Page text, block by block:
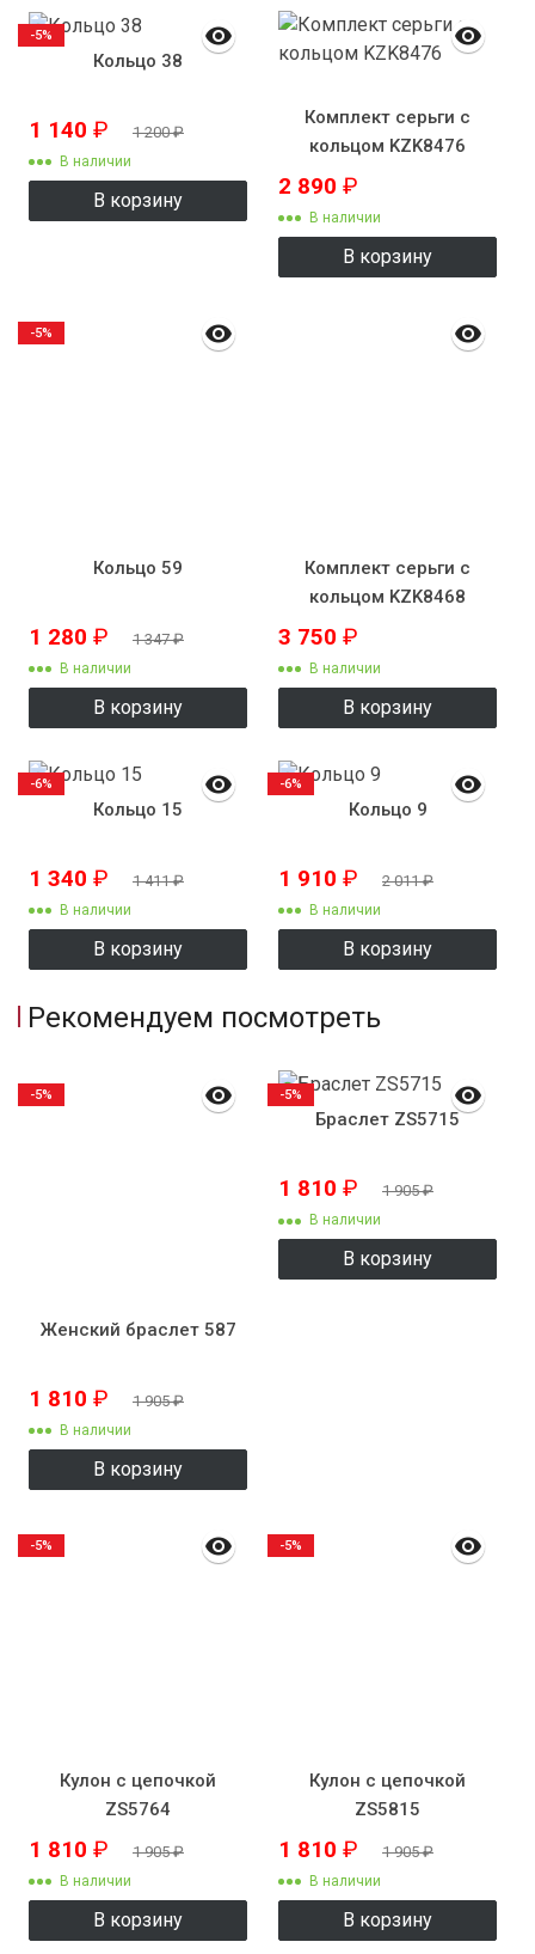
Кольцо 38
1 140 ₽ 1 200₽
В наличии
В корзину
-5%
Комплект серьги с
кольцом KZK8476
2 890 ₽
В наличии
В корзину
Кольцо 59
1 280 ₽ 1 347₽
В наличии
В корзину
-5%
Комплект серьги с
кольцом KZK8468
3 750 ₽
В наличии
В корзину
Кольцо 15
1 340 ₽ 1 411₽
В наличии
В корзину
-6%
Кольцо 9
1 910 ₽ 2 011₽
В наличии
В корзину
-6%
Рекомендуем посмотреть
Женский браслет 587
1 810 ₽ 1 905₽
В наличии
В корзину
-5%
Браслет ZS5715
1 810 ₽ 1 905₽
В наличии
В корзину
-5%
Кулон с цепочкой
ZS5764
1 810 ₽ 1 905₽
В наличии
В корзину
-5%
Кулон с цепочкой
ZS5815
1 810 ₽ 1 905₽
В наличии
В корзину
-5%